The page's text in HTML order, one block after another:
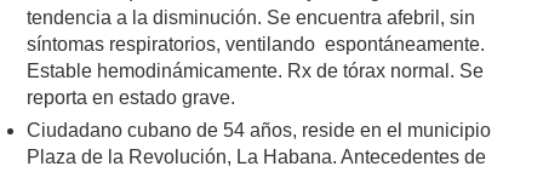
tendencia a la disminución. Se encuentra afebril, sin
síntomas respiratorios, ventilando espontáneamente.
Estable hemodinámicamente. Rx de tórax normal. Se
reporta en estado grave.
Ciudadano cubano de 54 años, reside en el municipio
Plaza de la Revolución, La Habana. Antecedentes de